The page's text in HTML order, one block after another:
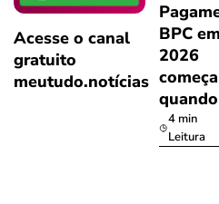
Acesse o canal
gratuito
meutudo.notícias
BPC
2026
4 min
Leitura